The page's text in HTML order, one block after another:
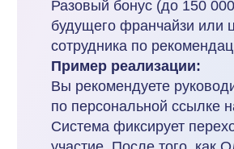
Фундамент успеха
Эффективность модели «Этажей»
обеспечивает мощная инфраструктура,
а не только сами механики:
IT-платформа.